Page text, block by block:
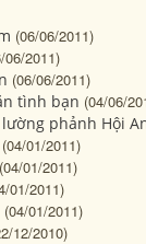
(06/06/2011)
06/2011)
(06/06/2011)
tình bạn (04/06/
phảnh Hội
(04/01/2011)
(04/01/2011)
01/2011)
(04/01/2011)
12/2010)